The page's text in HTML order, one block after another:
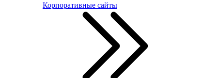
Корпоративные сайты